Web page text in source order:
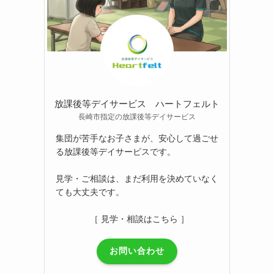
放課後等デイサービス ハートフェルト
長崎市指定の放課後等デイサービス
集団が苦手なお子さまが、安心して過ごせ
る放課後等デイサービスです。
見学・ご相談は、まだ利用を決めていなく
ても大丈夫です。
［ 見学・相談はこちら ］
お問い合わせ